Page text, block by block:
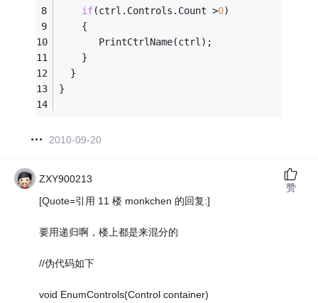
if(ctrl.Controls.Count >0)
    {
       PrintCtrlName(ctrl);
    }
  }
}
2010-09-20
ZXY900213
[Quote=引用 11 楼 monkchen 的回复:]
要用递归啊，楼上都是来混分的
//伪代码如下
void EnumControls(Control container)
赞